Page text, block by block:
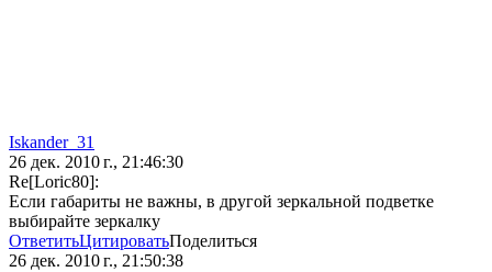
Iskander_31
26 дек. 2010 г., 21:46:30
Re[Loric80]:
Если габариты не важны, в другой зеркальной подветке
выбирайте зеркалку
ОтветитьЦитироватьПоделиться
26 дек. 2010 г., 21:50:38